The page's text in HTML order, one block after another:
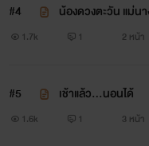
#4 น้องดวงตะวัน แม่น
1.7k 1 2 หน้า
#5 เช้าแล้ว...นอนได้
1.6k 1 3 หน้า